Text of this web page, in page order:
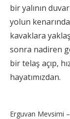
bir yalının
yolun
kavaklara
sonra nadiren
bir telaş açıp,
hayatımızdan.
Erguvan Mevsimi